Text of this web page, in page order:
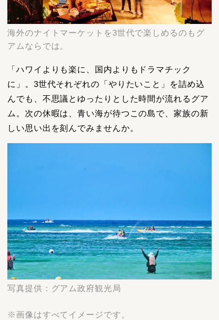
海外のナイトマーケットを3世代で楽しめるのもグ
アムならでは。
「ハワイよりも楽に、国内よりもドラマチック
に」。3世代それぞれの「やりたいこと」を詰め込
んでも、不思議とゆったりとした時間が流れるグア
ム。次の休暇は、青い海が待つこの島で、家族の新
しい思い出を刻んでみませんか。
写真提供：グアム政府観光局
※画像はすべてイメージです。